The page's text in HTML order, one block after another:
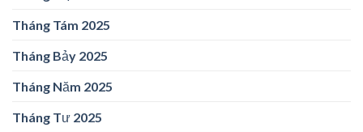
Tháng Tám 2025
Tháng Bảy 2025
Tháng Năm 2025
Tháng Tư 2025